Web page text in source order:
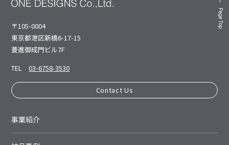
Page Top
〒105-0004
東京都港区新橋6-17-15
菱進御成⾨ビル7F
TEL
03-6758-3530
Contact Us
事業紹介